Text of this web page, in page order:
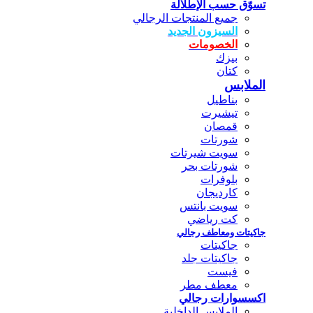
تسوّق حسب الإطلالة
جميع المنتجات الرجالي
السيزون الجديد
الخصومات
بيزك
كتان
الملابس
بناطيل
تيشيرت
قمصان
شورتات
سويت شيرتات
شورتات بحر
بلوفرات
كارديجان
سويت بانتس
كت رياضي
جاكيتات ومعاطف رجالي
جاكيتات
جاكيتات جلد
فيست
معطف مطر
اكسسوارات رجالي